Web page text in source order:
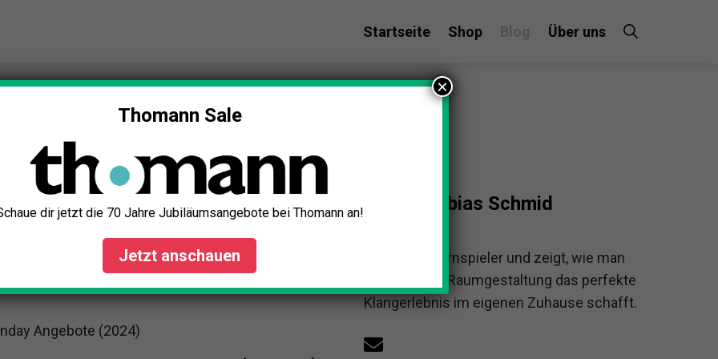
Startseite Shop Über uns
Angebote (2024)
Tobias Schmid
Tobias ist Hornspieler und zeigt, wie man
mit gezielter Raumgestaltung das perfekte
Klangerlebnis im eigenen Zuhause schafft.
Thomann Sale
dir jetzt die 70 Jahre Jubiläumsangebote bei Thomann an!
Jetzt anschauen
×